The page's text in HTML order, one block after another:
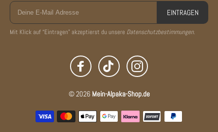
EINTRAGEN
Mit Klick auf “Eintragen” akzeptierst du unsere Datenschutzbestimmungen.
© 2026 Mein-Alpaka-Shop.de